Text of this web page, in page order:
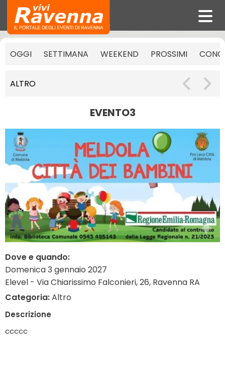
OGGI SETTIMANA WEEKEND PROSSIMI
ALTRO
EVENTO3
Dove e quando:
Domenica 3 gennaio 2027
Elevel - Via Chiarissimo Falconieri, 26, Ravenna RA
Categoria:Altro
Descrizione
ccccc